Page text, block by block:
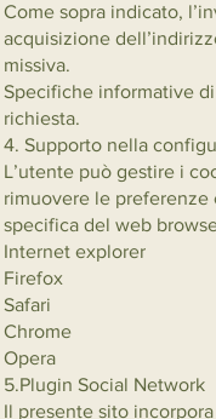
Come sopra indicato,
acquisizione
missiva.
Specifiche informative
richiesta.
4. Supporto nella
L’utente può gestire i
rimuovere le preferenze
specifica del web
Internet explorer
Firefox
Safari
Chrome
Opera
5.Plugin Social Network
Il presente sito